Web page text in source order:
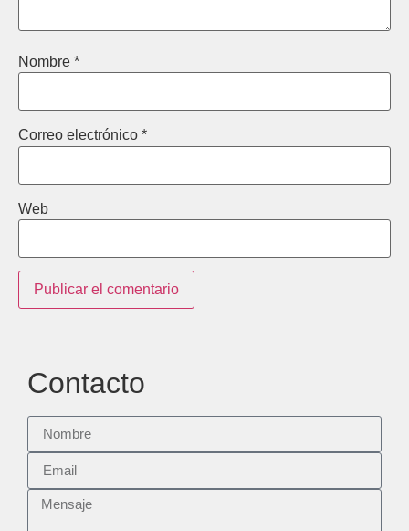
Nombre *
Correo electrónico *
Web
Contacto